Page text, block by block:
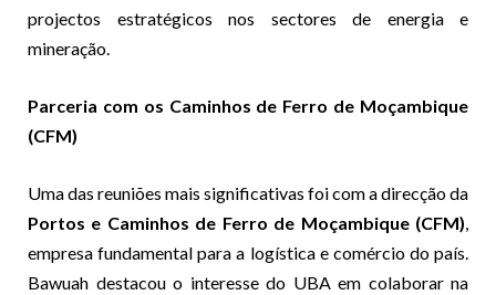
projectos estratégicos nos sectores de energia e
mineração.
Parceria com os Caminhos de Ferro de Moçambique
(CFM)
Uma das reuniões mais significativas foi com a direcção da
Portos e Caminhos de Ferro de Moçambique (CFM),
empresa fundamental para a logística e comércio do país.
Bawuah destacou o interesse do UBA em colaborar na